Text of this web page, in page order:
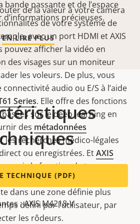
de la valeur à votre caméra
de votre système de
avec un port HDMI et AXIS
pouvez afficher la vidéo en
des visages sur un moniteur
les voleurs. De plus, vous
audio ou E/S à l’aide
Series. Elle offre des fonctions
basées sur le deep learning en
des métadonnées
les recherches médico-légales
ou enregistrées. EtAXIS
la fonction de temps
vous permet de suivre chaque
dans une zone définie plus
défini par l’utilisateur, par
les rôdeurs.
bande passante et de l’espace
d’informations précieuses.
EN LIRE PLUS
TECHNIQUE (PDF)
: AXIS M4218-V